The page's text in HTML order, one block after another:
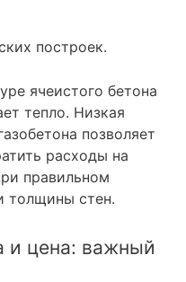
построек.
ячеистого бетона
тепло. Низкая
позволяет
расходы на
правильном
толщины стен.
и цена: важный